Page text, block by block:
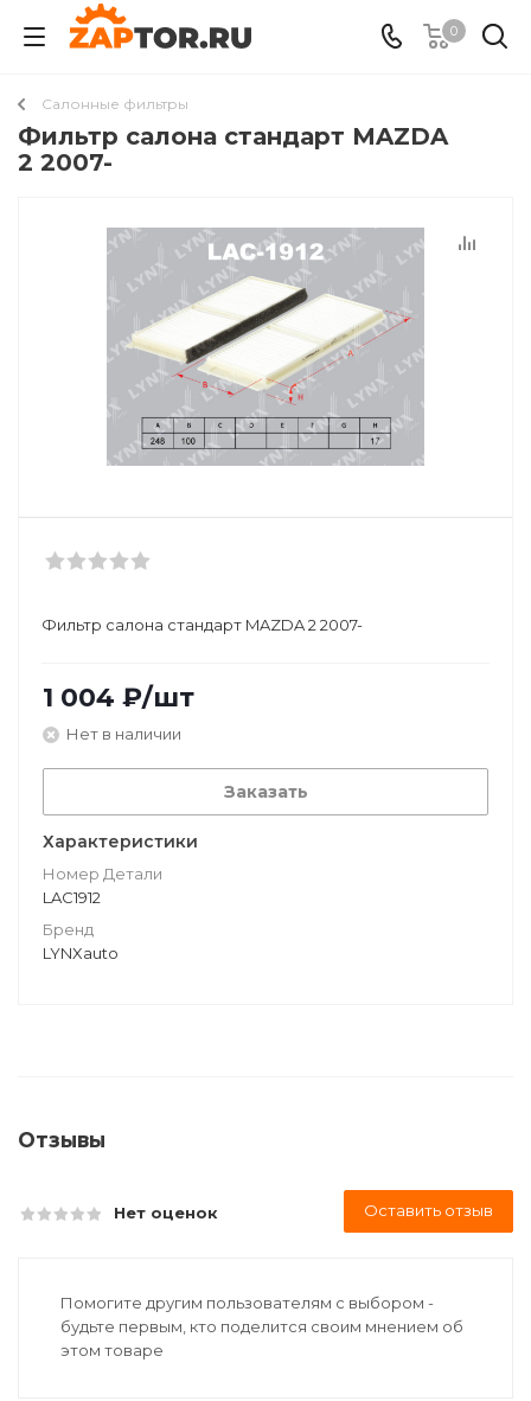
0
Салонные фильтры
Фильтр салона стандарт MAZDA
2 2007-
Фильтр салона стандарт MAZDA 2 2007-
1 004 ₽/шт
Нет в наличии
Заказать
Характеристики
Номер Детали
LAC1912
Бренд
LYNXauto
Отзывы
Нет оценок Оставить отзыв
Помогите другим пользователям с выбором -
будьте первым, кто поделится своим мнением об
этом товаре